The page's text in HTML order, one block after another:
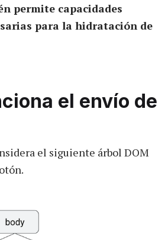
permite capacidades
para la hidratación de
el envío de
el siguiente árbol DOM